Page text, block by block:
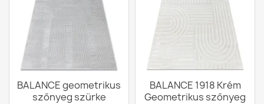
BALANCE geometrikus
szőnyeg szürke
BALANCE 1918 Krém
Geometrikus szőnyeg